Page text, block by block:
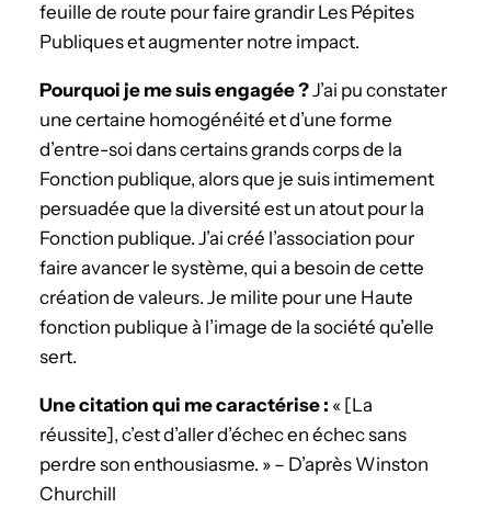
feuille de route pour faire grandir Les Pépites
Publiques et augmenter notre impact.
­Pourquoi je me suis engagée ?J’ai pu constater
une certaine homogénéité et d’une forme
d’entre-soi dans certains grands corps de la
Fonction publique, alors que je suis intimement
persuadée que la diversité est un atout pour la
Fonction publique. J’ai créé l’association pour
faire avancer le système, qui a besoin de cette
création de valeurs. Je milite pour une Haute
fonction publique à l’image de la société qu’elle
sert.
Une citation qui me caractérise : « [La
réussite], c’est d’aller d’échec en échec sans
perdre son enthousiasme. » – D’après Winston
Churchill